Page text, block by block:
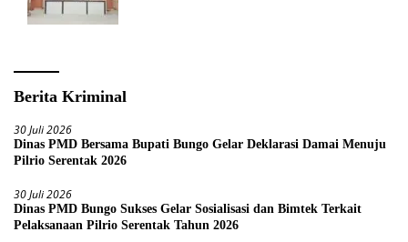
Berita Kriminal
30 Juli 2026
Dinas PMD Bersama Bupati Bungo Gelar Deklarasi Damai Menuju
Pilrio Serentak 2026
30 Juli 2026
Dinas PMD Bungo Sukses Gelar Sosialisasi dan Bimtek Terkait
Pelaksanaan Pilrio Serentak Tahun 2026